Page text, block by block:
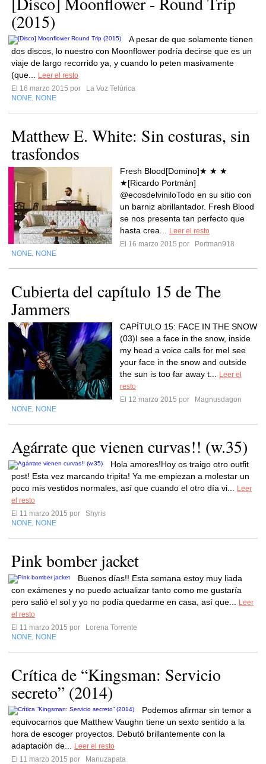
(2015)
A pesar de que solamente tienen
dos discos, lo nuestro con Moonflower podría decirse que es un
viaje de largo recorrido ya, y cuando lo peten masivamente
(que...
Leer el resto
El 16 marzo 2015 por
La Voz Telúrica
NONE NONE
Matthew E. White: Sin costuras, sin
trasfondos
Fresh Blood[Domino]★ ★ ★
★[Ricardo Portmán]
@ecosdelviniloTodo en su sitio con
un barniz abrillantador. Fresh Blood
se nos presenta tan perfecto que
hasta crea...
Leer el resto
El 16 marzo 2015 por
Portman918
NONE NONE
Cubierta del capítulo 15 de The
Jammers
CAPÍTULO 15: FACE IN THE SNOW
(03)I see a face in the snow, inside
my head a voice calls for meI see
your face in the snow and outside
the sun is too far away t...
Leer el
resto
El 12 marzo 2015 por
Magnusdagon
NONE NONE
Agárrate que vienen curvas!! (w.35)
Hola amores!Hoy os traigo otro outfit
post! Esta vez marcando tripita! Ya me empiezan a molestar un
poco mis vestidos normales, así que cuando el otro día vi...
Leer
el resto
El 11 marzo 2015 por
Shyris
NONE NONE
Pink bomber jacket
Buenos días!! Esta semana estoy muy liada
con exámenes y no puedo actualizar tanto como me gustaría
pero salió el sol y yo no podía quedarme en casa, así que...
Leer
el resto
El 11 marzo 2015 por
Lorena Torrente
NONE NONE
Crítica de “Kingsman: Servicio
secreto” (2014)
Podemos afirmar sin temor a
equivocarnos que Matthew Vaughn tiene un sexto sentido a la
hora de escoger proyectos. Debutó brillantemente con la
adaptación de...
Leer el resto
El 11 marzo 2015 por
Manuzapata